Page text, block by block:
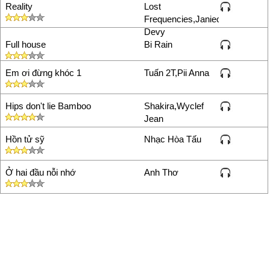
Reality
Lost
Frequencies,Janieck
Devy
Full house
Bi Rain
Em ơi đừng khóc 1 Tuấn 2T,Pii Anna
Hips don't lie Bamboo
Shakira,Wyclef
Jean
Hồn tử sỹ
Nhạc Hòa Tấu
Ở hai đầu nỗi nhớ Anh Thơ